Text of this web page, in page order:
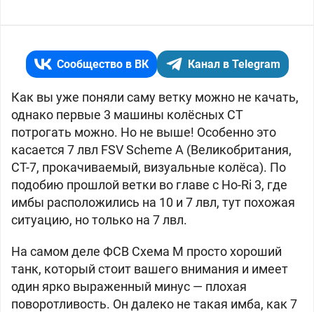
Сообщество в ВК Канал в Telegram
Как вы уже поняли саму ветку можно не качать,
однако первые 3 машины колёсных СТ
потрогать можно. Но не выше! Особенно это
касается 7 лвл FSV Scheme A (Великобритания,
СТ-7, прокачиваемый, визуальные колёса). По
подобию прошлой ветки во главе с Ho-Ri 3, где
имбы расположились на 10 и 7 лвл, тут похожая
ситуацию, но только на 7 лвл.
На самом деле ФСВ Схема М просто хороший
танк, который стоит вашего внимания и имеет
один ярко выраженный минус — плохая
поворотливость. Он далеко не такая имба, как 7